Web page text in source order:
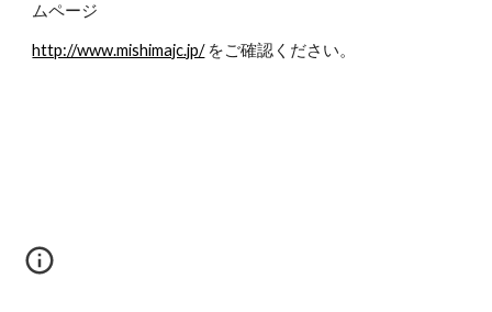
ムページ
http://www.mishimajc.jp/ をご確認ください。